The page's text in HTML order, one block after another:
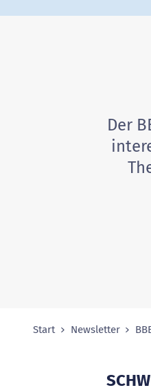
Der
Sie sind hier:
Start Newsletter